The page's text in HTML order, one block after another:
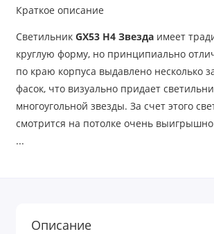
Краткое описание
Светильник GX53 H4 Звездаимеет
круглую форму, но принципиально
по краю корпуса выдавлено несколько
фасок, что визуально придает
многоугольной звезды. За счет этого
смотрится на потолке очень
...
Описание